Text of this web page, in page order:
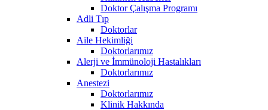
Doktor Çalışma Programı
Adli Tıp
Doktorlar
Aile Hekimliği
Doktorlarımız
Alerji ve İmmünoloji Hastalıkları
Doktorlarımız
Anestezi
Doktorlarımız
Klinik Hakkında